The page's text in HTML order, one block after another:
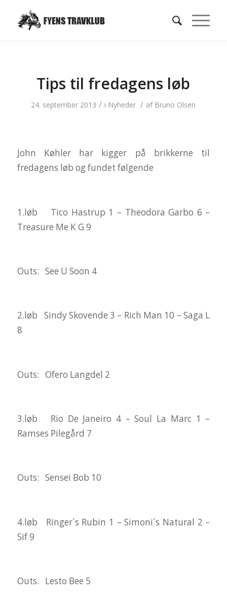
Tips til fredagens løb
24. september 2013 / i Nyheder / af Bruno Olsen
John Køhler har kigger på brikkerne til
fredagens løb og fundet følgende
1.løb Tico Hastrup 1 – Theodora Garbo 6 –
Treasure Me K G 9
Outs: See U Soon 4
2.løb Sindy Skovende 3 – Rich Man 10 – Saga L
8
Outs: Ofero Langdel 2
3.løb Rio De Janeiro 4 – Soul La Marc 1 –
Ramses Pilegård 7
Outs: Sensei Bob 10
4.løb Ringer´s Rubin 1 – Simoni´s Natural 2 –
Sif 9
Outs. Lesto Bee 5